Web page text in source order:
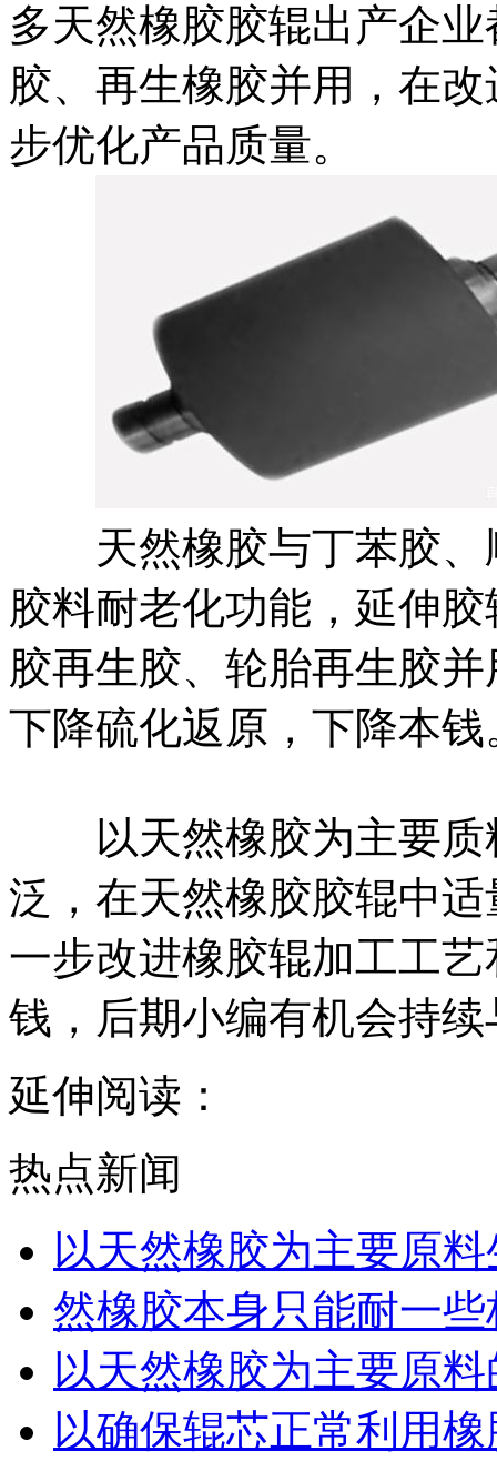
多天然橡胶胶辊出产企
胶、再生橡胶并用，在
步优化产品质量。
天然橡胶与丁苯胶、
胶料耐老化功能，延伸
胶再生胶、轮胎再生胶
下降硫化返原，下降本钱
以天然橡胶为主要质
泛，在天然橡胶胶辊中
一步改进橡胶辊加工工
钱，后期小编有机会持
延伸阅读：
热点新闻
以天然橡胶为主要原
然橡胶本身只能耐一
以天然橡胶为主要原
以确保辊芯正常利用